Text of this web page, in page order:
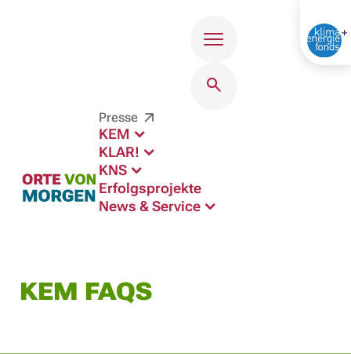
Presse
KEM
KLAR!
KNS
Erfolgsprojekte
News & Service
KEM FAQS